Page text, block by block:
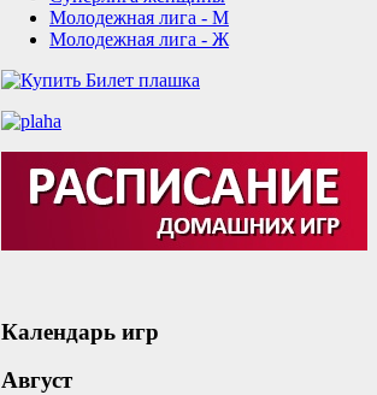
Молодежная лига - М
Молодежная лига - Ж
Календарь игр
Август